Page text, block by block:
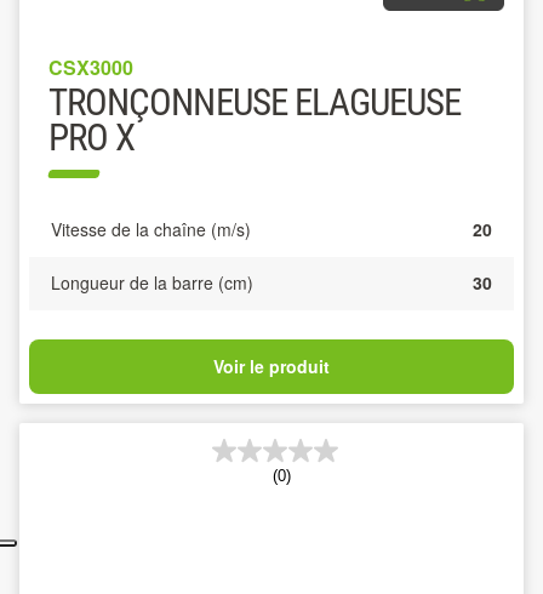
CSX3000
TRONÇONNEUSE ELAGUEUSE
PRO X
Vitesse de la chaîne (m/s) 20
Longueur de la barre (cm) 30
Voir le produit
(0)